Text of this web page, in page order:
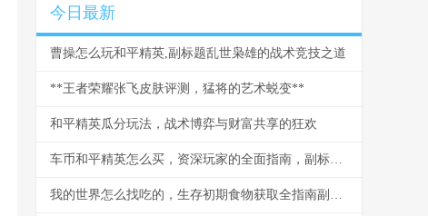
今日最新
曹操怎么玩和平精英,副标题乱世枭雄的战术竞技之道
**王者荣耀张飞皮肤评测，猛将的艺术蜕变**
和平精英瓜分玩法，战术博弈与财富共享的狂欢
车币和平精英怎么买，资深玩家的全面指南，副标题，揭秘安全高效获取车币的实战心得
我的世界怎么找吃的，生存初期食物获取全指南副标题，从啃苹果到烤肉排的进阶之路